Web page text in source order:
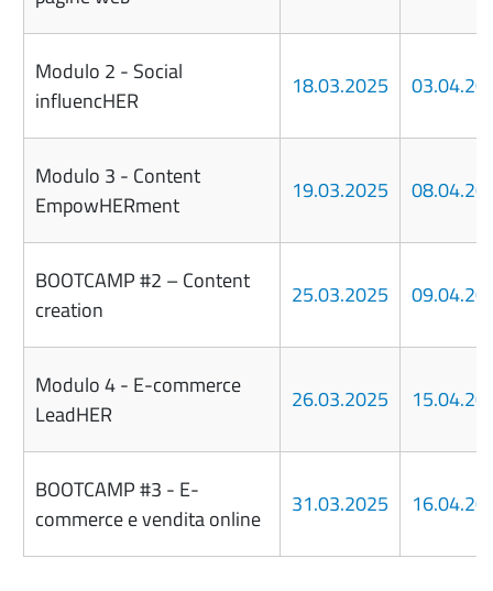
Modulo 2 - Social
influencHER
18.03.2025
Modulo 3 - Content
EmpowHERment
19.03.2025
BOOTCAMP #2 – Content
creation
25.03.2025
Modulo 4 - E-commerce
LeadHER
26.03.2025
BOOTCAMP #3 - E-
commerce e vendita online
31.03.2025